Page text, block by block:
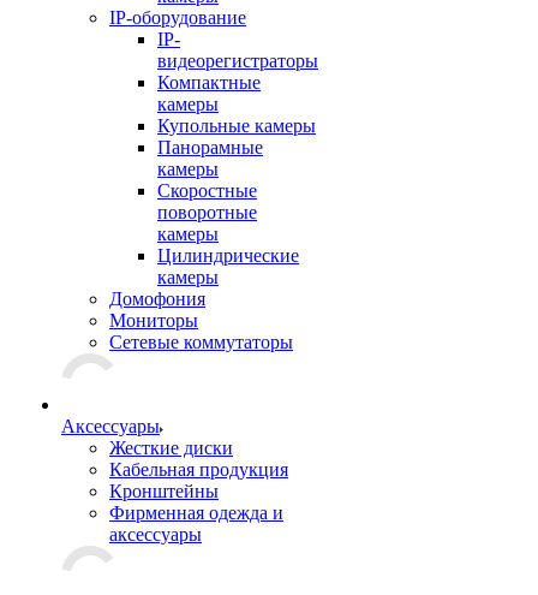
IP-оборудование
IP-
видеорегистраторы
Компактные
камеры
Купольные камеры
Панорамные
камеры
Скоростные
поворотные
камеры
Цилиндрические
камеры
Домофония
Мониторы
Сетевые коммутаторы
Аксессуары
Жесткие диски
Кабельная продукция
Кронштейны
Фирменная одежда и
аксессуары